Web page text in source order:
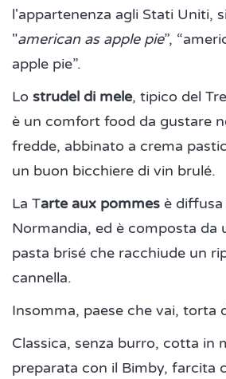
l'appartenenza agli Stati Uniti,
"american as apple pie”,
apple pie”.
Lo strudel di mele, tipico del
è un comfort food da gustare
fredde, abbinato a crema
un buon bicchiere di vin brulé.
La Tarte aux pommes è diffusa
Normandia, ed è composta da
pasta brisé che racchiude un
cannella.
Insomma, paese che vai, torta
Classica, senza burro, cotta in
preparata con il Bimby, farcita